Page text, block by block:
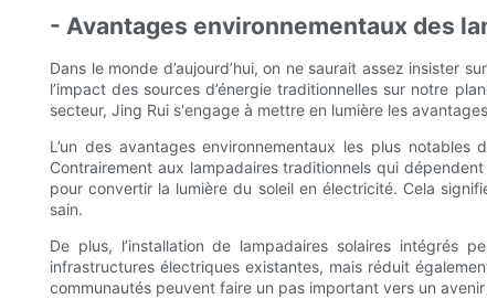
- Avantages environnementaux des
Dans le monde d’aujourd’hui, on ne saurait assez insister
l’impact des sources d’énergie traditionnelles sur notre
secteur, Jing Rui s'engage à mettre en lumière les
L’un des avantages environnementaux les plus
Contrairement aux lampadaires traditionnels qui
pour convertir la lumière du soleil en électricité. Cela
sain.
De plus, l’installation de lampadaires solaires intégrés
infrastructures électriques existantes, mais réduit
communautés peuvent faire un pas important vers un